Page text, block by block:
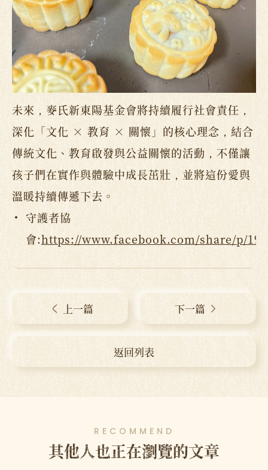
未來，麥氏新東陽基金會將持續履行社會責任，
深化「文化 × 教育 × 關懷」的核心理念，結合
傳統文化、教育啟發與公益關懷的活動，不僅讓
孩子們在實作與體驗中成長茁壯，並將這份愛與
溫暖持續傳遞下去。
守護者協
會:https://www.facebook.com/share/p/
上一篇
返回列表
下一篇
RECOMMEND
其他人也正在瀏覽的文章